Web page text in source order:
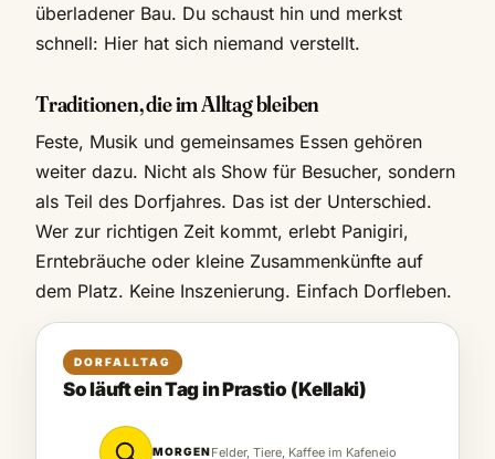
überladener Bau. Du schaust hin und merkst
schnell: Hier hat sich niemand verstellt.
Traditionen, die im Alltag bleiben
Feste, Musik und gemeinsames Essen gehören
weiter dazu. Nicht als Show für Besucher, sondern
als Teil des Dorfjahres. Das ist der Unterschied.
Wer zur richtigen Zeit kommt, erlebt Panigiri,
Erntebräuche oder kleine Zusammenkünfte auf
dem Platz. Keine Inszenierung. Einfach Dorfleben.
DORFALLTAG
So läuft ein Tag in Prastio (Kellaki)
MORGENFelder, Tiere, Kaffee im Kafeneio